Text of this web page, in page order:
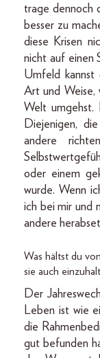
trage dennoch
besser zu
diese Krisen
nicht auf einen
Umfeld kannst
Art und Weise,
Welt umgehst.
Diejenigen,
andere
oder einem
wurde. Wenn
ich bei mir und
andere
Was hältst du
sie auch
Der
Leben ist wie
die
gut befunden